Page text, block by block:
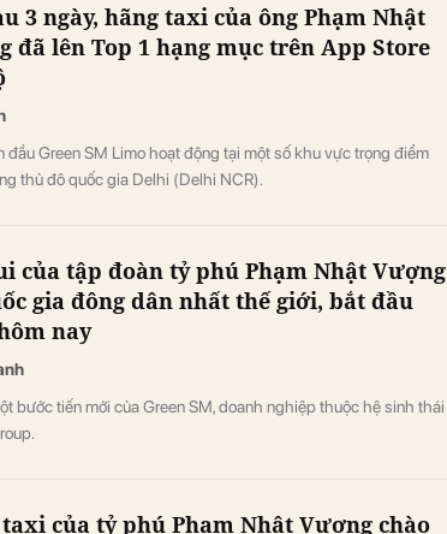
3 ngày, hãng taxi của ông Phạm Nhật
đã lên Top 1 hạng mục trên App Store
đầu Green SM Limo hoạt động tại một số khu vực trọng điểm
thủ đô quốc gia Delhi (Delhi NCR).
của tập đoàn tỷ phú Phạm Nhật Vượng
gia đông dân nhất thế giới, bắt đầu
nay
bước tiến mới của Green SM, doanh nghiệp thuộc hệ sinh thái
của tỷ phú Phạm Nhật Vượng chào